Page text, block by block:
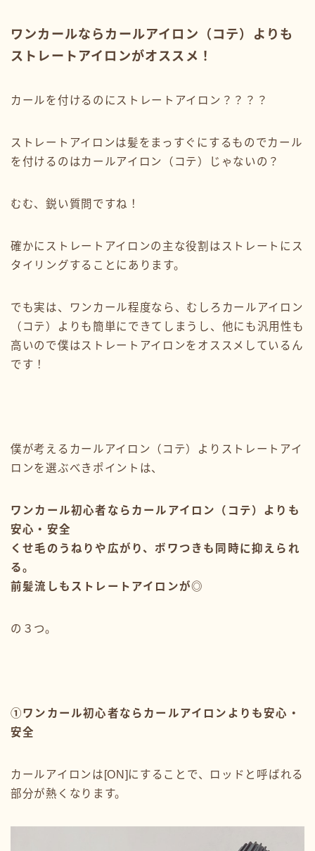
ワンカールならカールアイロン（コテ）よりも
ストレートアイロンがオススメ！
カールを付けるのにストレートアイロン？？？？
ストレートアイロンは髪をまっすぐにするものでカール
を付けるのはカールアイロン（コテ）じゃないの？
むむ、鋭い質問ですね！
確かにストレートアイロンの主な役割はストレートにス
タイリングすることにあります。
でも実は、ワンカール程度なら、むしろカールアイロン
（コテ）よりも簡単にできてしまうし、他にも汎用性も
高いので僕はストレートアイロンをオススメしているん
です！
僕が考えるカールアイロン（コテ）よりストレートアイ
ロンを選ぶべきポイントは、
ワンカール初心者ならカールアイロン（コテ）よりも
安心・安全
くせ毛のうねりや広がり、ボワつきも同時に抑えられ
る。
前髪流しもストレートアイロンが◎
の３つ。
①ワンカール初心者ならカールアイロンよりも安心・
安全
カールアイロンは[ON]にすることで、ロッドと呼ばれる
部分が熱くなります。